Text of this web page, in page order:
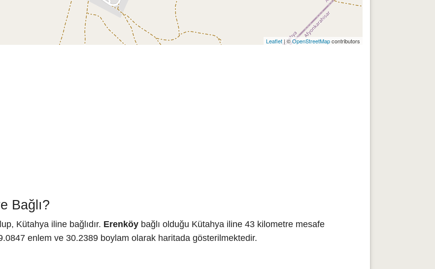
Leaflet| ©OpenStreetMapcontributors
Bağlı?
Kütahya iline bağlıdır. Erenköy bağlı olduğu Kütahya iline 43 kilometre mesafe
enlem ve 30.2389 boylam olarak haritada gösterilmektedir.